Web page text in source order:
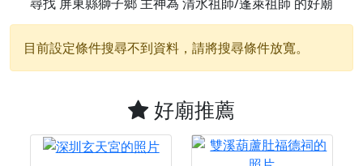
目前設定條件搜尋不到資料，請將搜尋條件放寬。
好廟推薦